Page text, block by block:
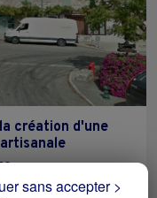
création d'une
sans accepter >